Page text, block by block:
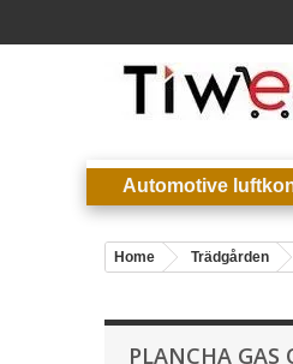
Automotive
Home Trädgården
PLANCHA GAS